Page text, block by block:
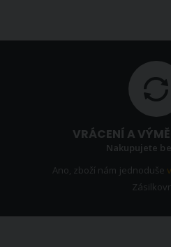
VRÁCENÍ A
Nakupujete
Ano, zboží nám jednoduše